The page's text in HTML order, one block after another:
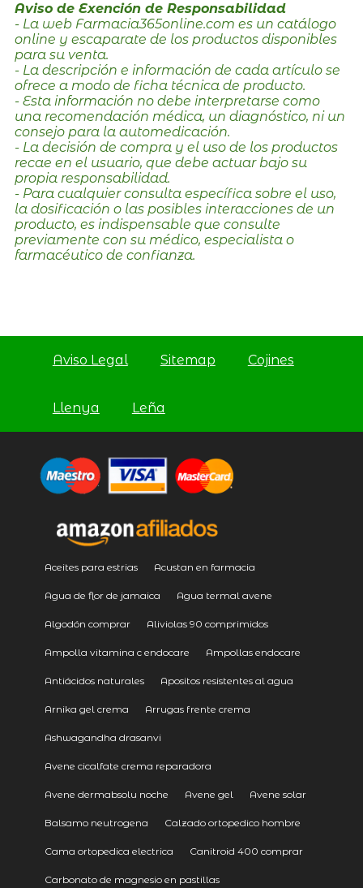
Aviso de Exención de Responsabilidad
- La web Farmacia365online.com es un catálogo
online y escaparate de los productos disponibles
para su venta.
- La descripción e información de cada artículo se
ofrece a modo de ficha técnica de producto.
- Esta información no debe interpretarse como
una recomendación médica, un diagnóstico, ni un
consejo para la automedicación.
- La decisión de compra y el uso de los productos
recae en el usuario, que debe actuar bajo su
propia responsabilidad.
- Para cualquier consulta específica sobre el uso,
la dosificación o las posibles interacciones de un
producto, es indispensable que consulte
previamente con su médico, especialista o
farmacéutico de confianza.
Aviso Legal Sitemap Cojines
Llenya Leña
Aceites para estrias Acustan en farmacia
Agua de flor de jamaica Agua termal avene
Algodón comprar Aliviolas 90 comprimidos
Ampolla vitamina c endocare Ampollas endocare
Antiácidos naturales Apositos resistentes al agua
Arnika gel crema Arrugas frente crema
Ashwagandha drasanvi
Avene cicalfate crema reparadora
Avene dermabsolu noche Avene gel Avene solar
Balsamo neutrogena Calzado ortopedico hombre
Cama ortopedica electrica Canitroid 400 comprar
Carbonato de magnesio en pastillas